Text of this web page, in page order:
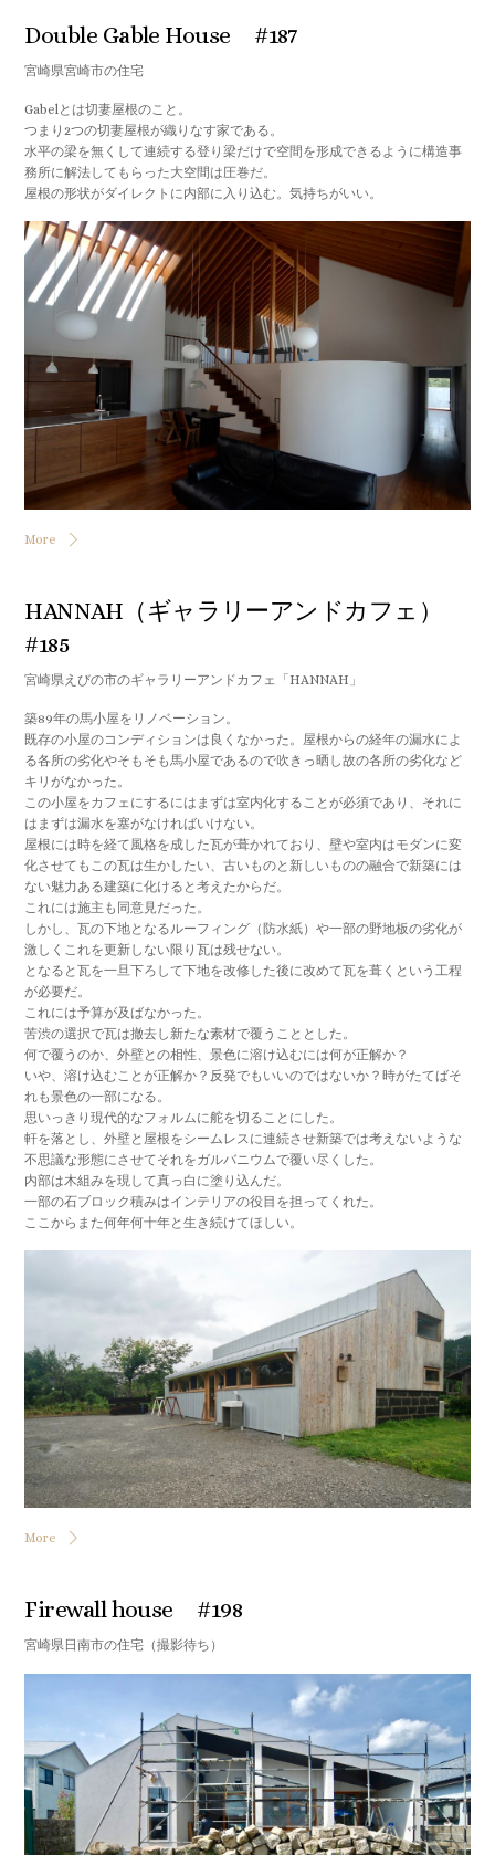
Double Gable House #187
宮崎県宮崎市の住宅
Gabelとは切妻屋根のこと。
つまり2つの切妻屋根が織りなす家である。
水平の梁を無くして連続する登り梁だけで空間を形成できるように構造事
務所に解法してもらった大空間は圧巻だ。
屋根の形状がダイレクトに内部に入り込む。気持ちがいい。
More
HANNAH（ギャラリーアンドカフェ）
#185
宮崎県えびの市のギャラリーアンドカフェ「HANNAH」
築89年の馬小屋をリノベーション。
既存の小屋のコンディションは良くなかった。屋根からの経年の漏水によ
る各所の劣化やそもそも馬小屋であるので吹きっ晒し故の各所の劣化など
キリがなかった。
この小屋をカフェにするにはまずは室内化することが必須であり、それに
はまずは漏水を塞がなければいけない。
屋根には時を経て風格を成した瓦が葺かれており、壁や室内はモダンに変
化させてもこの瓦は生かしたい、古いものと新しいものの融合で新築には
ない魅力ある建築に化けると考えたからだ。
これには施主も同意見だった。
しかし、瓦の下地となるルーフィング（防水紙）や一部の野地板の劣化が
激しくこれを更新しない限り瓦は残せない。
となると瓦を一旦下ろして下地を改修した後に改めて瓦を葺くという工程
が必要だ。
これには予算が及ばなかった。
苦渋の選択で瓦は撤去し新たな素材で覆うこととした。
何で覆うのか、外壁との相性、景色に溶け込むには何が正解か？
いや、溶け込むことが正解か？反発でもいいのではないか？時がたてばそ
れも景色の一部になる。
思いっきり現代的なフォルムに舵を切ることにした。
軒を落とし、外壁と屋根をシームレスに連続させ新築では考えないような
不思議な形態にさせてそれをガルバニウムで覆い尽くした。
内部は木組みを現して真っ白に塗り込んだ。
一部の石ブロック積みはインテリアの役目を担ってくれた。
ここからまた何年何十年と生き続けてほしい。
More
Firewall house #198
宮崎県日南市の住宅（撮影待ち）